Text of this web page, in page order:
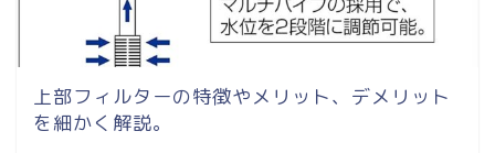
上部フィルターの特徴やメリット、デメリット
を細かく解説。